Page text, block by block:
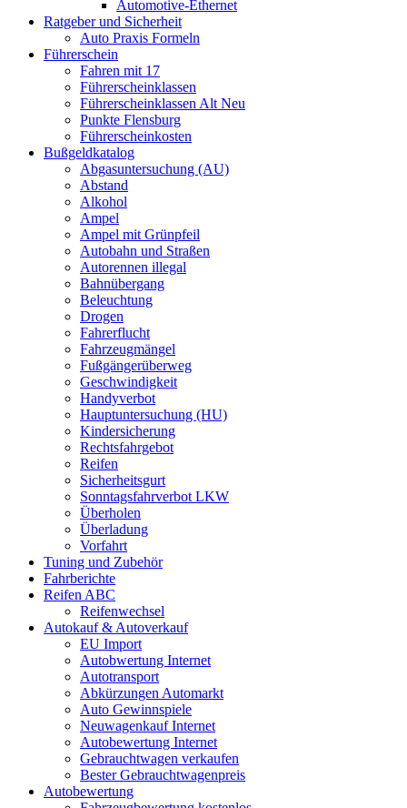
Automotive-Ethernet
Ratgeber und Sicherheit
Auto Praxis Formeln
Führerschein
Fahren mit 17
Führerscheinklassen
Führerscheinklassen Alt Neu
Punkte Flensburg
Führerscheinkosten
Bußgeldkatalog
Abgasuntersuchung (AU)
Abstand
Alkohol
Ampel
Ampel mit Grünpfeil
Autobahn und Straßen
Autorennen illegal
Bahnübergang
Beleuchtung
Drogen
Fahrerflucht
Fahrzeugmängel
Fußgängerüberweg
Geschwindigkeit
Handyverbot
Hauptuntersuchung (HU)
Kindersicherung
Rechtsfahrgebot
Reifen
Sicherheitsgurt
Sonntagsfahrverbot LKW
Überholen
Überladung
Vorfahrt
Tuning und Zubehör
Fahrberichte
Reifen ABC
Reifenwechsel
Autokauf & Autoverkauf
EU Import
Autobwertung Internet
Autotransport
Abkürzungen Automarkt
Auto Gewinnspiele
Neuwagenkauf Internet
Autobewertung Internet
Gebrauchtwagen verkaufen
Bester Gebrauchtwagenpreis
Autobewertung